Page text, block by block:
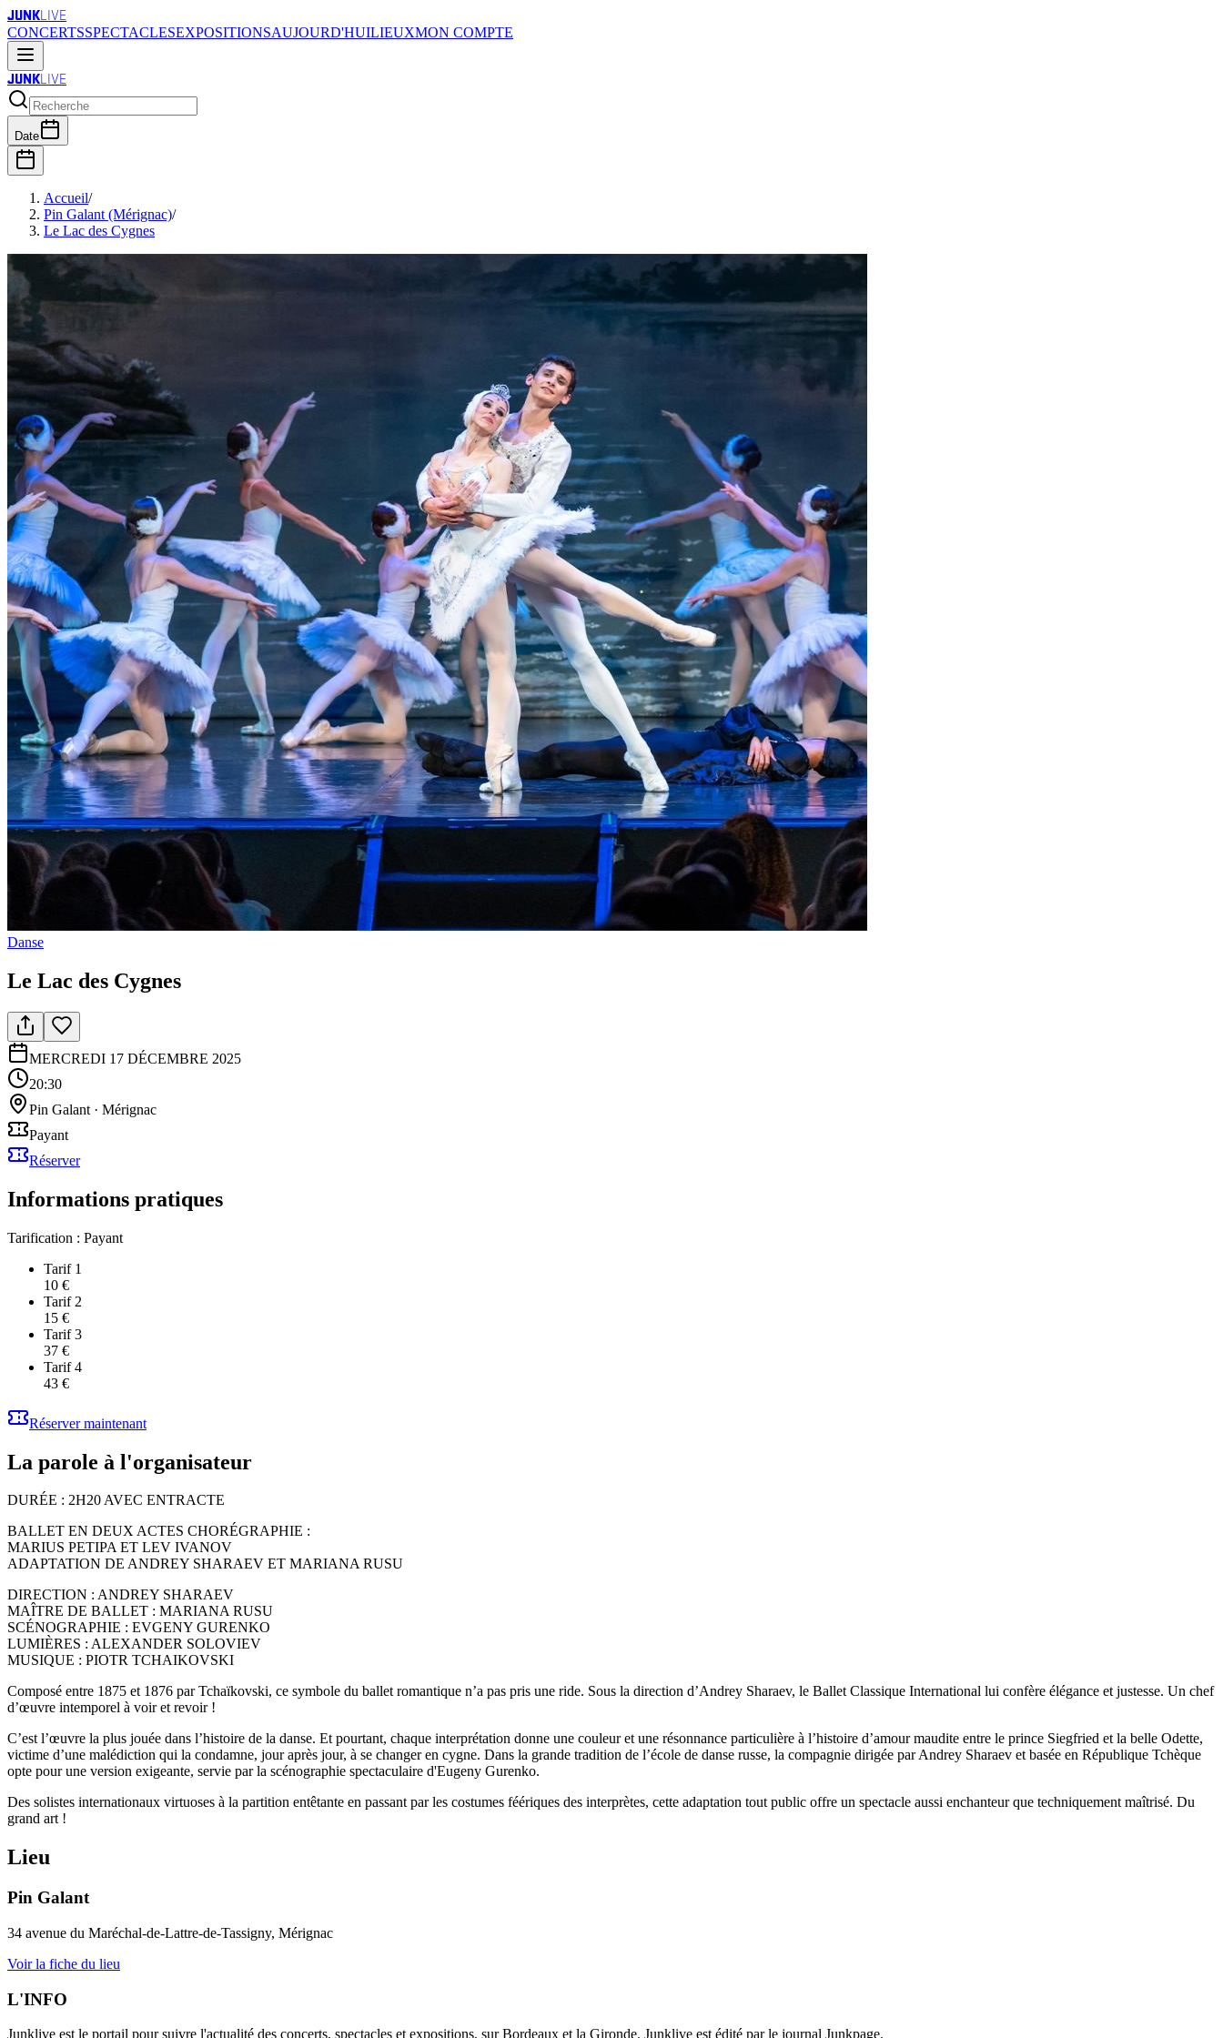
JUNKLIVE
CONCERTSSPECTACLESEXPOSITIONSAUJOURD'HUILIEUXMON COMPTE
JUNKLIVE
Date
Accueil/
Pin Galant (Mérignac)/
Le Lac des Cygnes
Danse
Le Lac des Cygnes
MERCREDI 17 DÉCEMBRE 2025
20:30
Pin Galant · Mérignac
Payant
Réserver
Informations pratiques
Tarification : Payant
Tarif 1
10 €
Tarif 2
15 €
Tarif 3
37 €
Tarif 4
43 €
Réserver maintenant
La parole à l'organisateur
DURÉE : 2H20 AVEC ENTRACTE
BALLET EN DEUX ACTES CHORÉGRAPHIE :
MARIUS PETIPA ET LEV IVANOV
ADAPTATION DE ANDREY SHARAEV ET MARIANA RUSU
DIRECTION : ANDREY SHARAEV
MAÎTRE DE BALLET : MARIANA RUSU
SCÉNOGRAPHIE : EVGENY GURENKO
LUMIÈRES : ALEXANDER SOLOVIEV
MUSIQUE : PIOTR TCHAIKOVSKI
Composé entre 1875 et 1876 par Tchaïkovski, ce symbole du ballet romantique n’a pas pris une ride. Sous la direction d’Andrey Sharaev, le Ballet Classique International lui confère élégance et justesse. Un chef
d’œuvre intemporel à voir et revoir !
C’est l’œuvre la plus jouée dans l’histoire de la danse. Et pourtant, chaque interprétation donne une couleur et une résonnance particulière à l’histoire d’amour maudite entre le prince Siegfried et la belle Odette,
victime d’une malédiction qui la condamne, jour après jour, à se changer en cygne. Dans la grande tradition de l’école de danse russe, la compagnie dirigée par Andrey Sharaev et basée en République Tchèque
opte pour une version exigeante, servie par la scénographie spectaculaire d'Eugeny Gurenko.
Des solistes internationaux virtuoses à la partition entêtante en passant par les costumes féériques des interprètes, cette adaptation tout public offre un spectacle aussi enchanteur que techniquement maîtrisé. Du
grand art !
Lieu
Pin Galant
34 avenue du Maréchal-de-Lattre-de-Tassigny, Mérignac
Voir la fiche du lieu
L'INFO
Junklive est le portail pour suivre l'actualité des concerts, spectacles et expositions, sur Bordeaux et la Gironde. Junklive est édité par le journal Junkpage.